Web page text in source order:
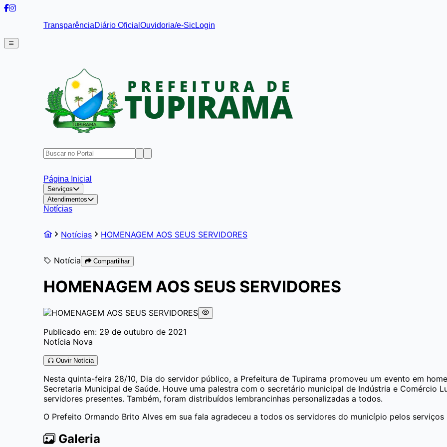
TransparênciaDiário Oficial Ouvidoria/e-SicLogin
Página Inicial
Serviços
Atendimentos
Notícias
Notícias HOMENAGEM AOS SEUS SERVIDORES
Notícia Compartilhar
HOMENAGEM AOS SEUS SERVIDORES
Publicado em: 29 de outubro de 2021
Notícia Nova
Ouvir Notícia
Nesta quinta-feira 28/10, Dia do servidor público, a Prefeitura de Tupirama promoveu um evento em
Secretaria Municipal de Saúde. Houve uma palestra com o secretário municipal de Indústria e Comércio
servidores presentes. Também, foram distribuídos lembrancinhas personalizadas a todos.
O Prefeito Ormando Brito Alves em sua fala agradeceu a todos os servidores do município pelos serviços
Galeria